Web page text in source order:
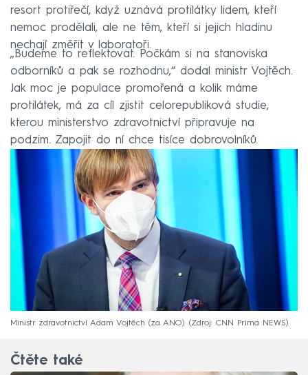
resort protiřečí, když uznává protilátky lidem, kteří
nemoc prodělali, ale ne těm, kteří si jejich hladinu
nechají změřit v laboratoři.
„Budeme to reflektovat. Počkám si na stanoviska
odborníků a pak se rozhodnu,“ dodal ministr Vojtěch.
Jak moc je populace promořená a kolik máme
protilátek, má za cíl zjistit celorepubliková studie,
kterou ministerstvo zdravotnictví připravuje na
podzim. Zapojit do ní chce tisíce dobrovolníků.
Ministr zdravotnictví Adam Vojtěch (za ANO) Zdroj: CNN Prima NEWS
Čtěte také